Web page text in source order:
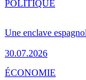
Une enclave
30.07.2026
POLITIQUE
ÉCONOMIE